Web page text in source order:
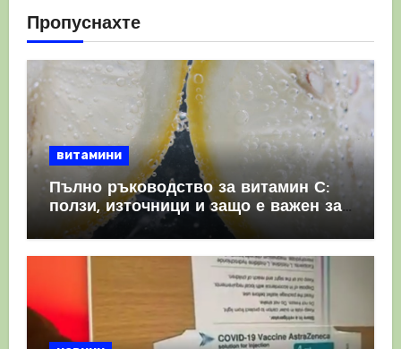
Пропуснахте
витамини
Пълно ръководство за витамин С:
ползи, източници и защо е важен за
имунната система